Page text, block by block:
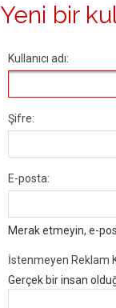
Yeni bir
Kullanıcı adı:
Şifre:
E-posta:
Merak etmeyin, e-
İstenmeyen Reklam
Gerçek bir insan